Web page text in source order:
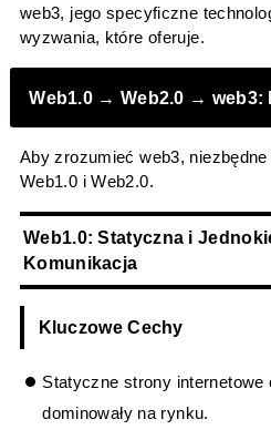
web3, jego specyficzne
wyzwania, które oferuje.
Web1.0 → Web2.0 → web3:
Aby zrozumieć web3,
Web1.0 i Web2.0.
Web1.0: Statyczna i
Komunikacja
Kluczowe Cechy
Statyczne strony internetowe
dominowały na rynku.